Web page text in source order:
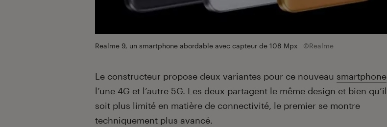
Realme 9, un smartphone abordable avec capteur de 108 Mpx ©Realme
Le constructeur propose deux variantes pour ce nouveau smartphone
l’une 4G et l’autre 5G. Les deux partagent le même design et bien qu’il
soit plus limité en matière de connectivité, le premier se montre
techniquement plus avancé.